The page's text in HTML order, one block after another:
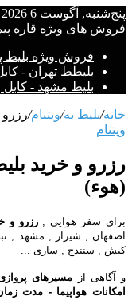
پنج‌شنبه, آگوست 6 2026
فروش های ویژه قاره
فروش ویژه بلیط
بلیطط تهران -
بلیط مشهد -
خانه/بلیط به/ویتنام/رزرو
ویتنام
رزرو و خرید
(هوء)
برای سفر هوایی ,رزرو و
اصفهان , شیراز , مشهد ,
کیش , سنندج , ساری ...
و آگاهی از مسیرهای
امکانات هواپیما - مدت